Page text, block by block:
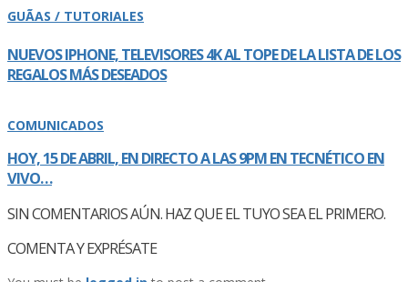
GUÃAS / TUTORIALES
NUEVOS IPHONE, TELEVISORES 4K AL TOPE DE LA LISTA DE LOS
REGALOS MÁS DESEADOS
COMUNICADOS
HOY, 15 DE ABRIL, EN DIRECTO A LAS 9PM EN TECNÉTICO EN
VIVO…
SIN COMENTARIOS AÚN. HAZ QUE EL TUYO SEA EL PRIMERO.
COMENTA Y EXPRÉSATE